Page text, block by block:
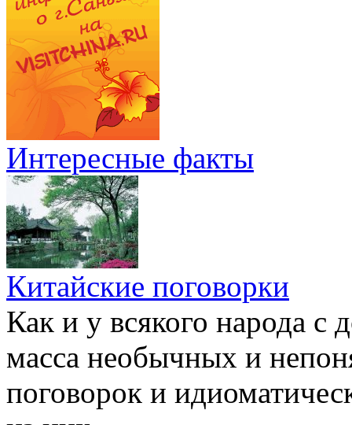
Интересные факты
Китайские поговорки
Как и у всякого народа с
масса необычных и
поговорок и